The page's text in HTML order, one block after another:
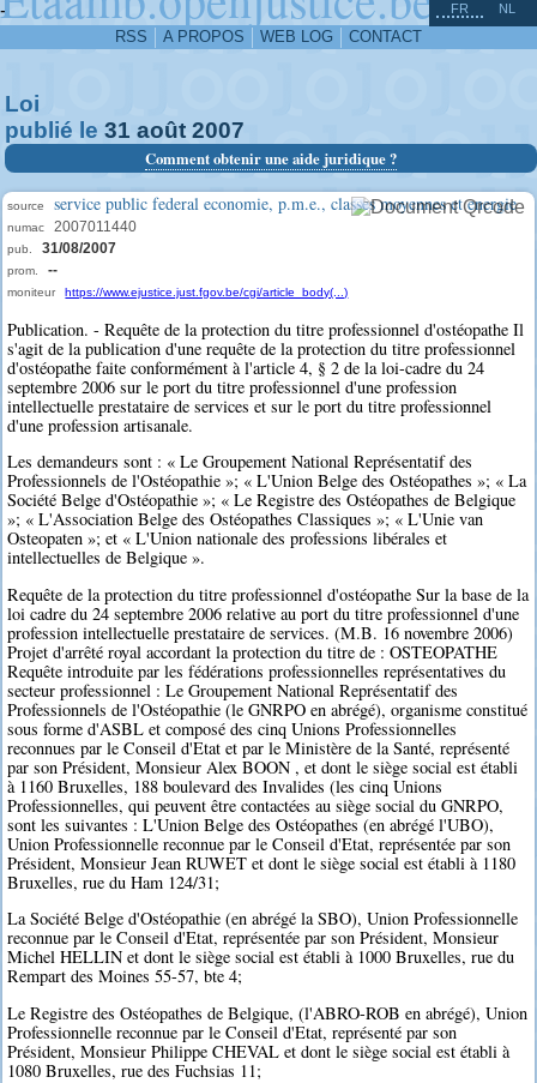
-
RSS A PROPOS WEB LOG CONTACT
FR NL
Loi
publié le 31 août 2007
Comment obtenir une aide juridique ?
source service public federal economie, p.m.e., classes moyennes et energie
numac 2007011440
pub. 31/08/2007
prom. --
moniteur https://www.ejustice.just.fgov.be/cgi/article_body(...)
Publication. - Requête de la protection du titre professionnel d'ostéopathe Il
s'agit de la publication d'une requête de la protection du titre professionnel
d'ostéopathe faite conformément à l'article 4, § 2 de la loi-cadre du 24
septembre 2006 sur le port du titre professionnel d'une profession
intellectuelle prestataire de services et sur le port du titre professionnel
d'une profession artisanale.
Les demandeurs sont : « Le Groupement National Représentatif des
Professionnels de l'Ostéopathie »; « L'Union Belge des Ostéopathes »; « La
Société Belge d'Ostéopathie »; « Le Registre des Ostéopathes de Belgique
»; « L'Association Belge des Ostéopathes Classiques »; « L'Unie van
Osteopaten »; et « L'Union nationale des professions libérales et
intellectuelles de Belgique ».
Requête de la protection du titre professionnel d'ostéopathe Sur la base de la
loi cadre du 24 septembre 2006 relative au port du titre professionnel d'une
profession intellectuelle prestataire de services. (M.B. 16 novembre 2006)
Projet d'arrêté royal accordant la protection du titre de : OSTEOPATHE
Requête introduite par les fédérations professionnelles représentatives du
secteur professionnel : Le Groupement National Représentatif des
Professionnels de l'Ostéopathie (le GNRPO en abrégé), organisme constitué
sous forme d'ASBL et composé des cinq Unions Professionnelles
reconnues par le Conseil d'Etat et par le Ministère de la Santé, représenté
par son Président, Monsieur Alex BOON , et dont le siège social est établi
à 1160 Bruxelles, 188 boulevard des Invalides (les cinq Unions
Professionnelles, qui peuvent être contactées au siège social du GNRPO,
sont les suivantes : L'Union Belge des Ostéopathes (en abrégé l'UBO),
Union Professionnelle reconnue par le Conseil d'Etat, représentée par son
Président, Monsieur Jean RUWET et dont le siège social est établi à 1180
Bruxelles, rue du Ham 124/31;
La Société Belge d'Ostéopathie (en abrégé la SBO), Union Professionnelle
reconnue par le Conseil d'Etat, représentée par son Président, Monsieur
Michel HELLIN et dont le siège social est établi à 1000 Bruxelles, rue du
Rempart des Moines 55-57, bte 4;
Le Registre des Ostéopathes de Belgique, (l'ABRO-ROB en abrégé), Union
Professionnelle reconnue par le Conseil d'Etat, représenté par son
Président, Monsieur Philippe CHEVAL et dont le siège social est établi à
1080 Bruxelles, rue des Fuchsias 11;
^